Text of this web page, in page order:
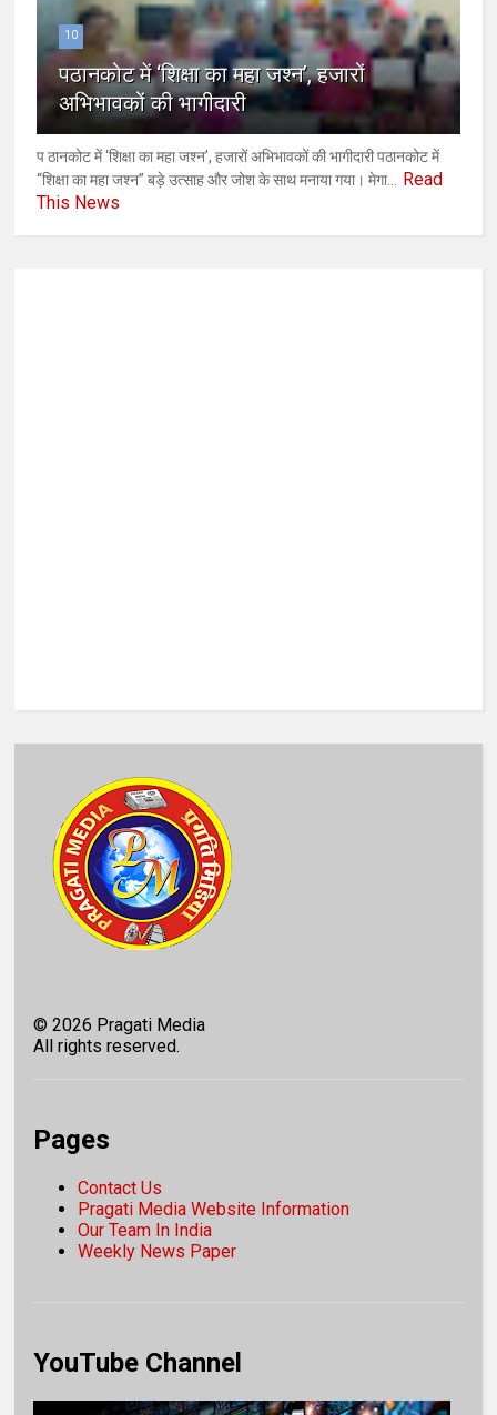
10
पठानकोट में ‘शिक्षा का महा जश्न’, हजारों
अभिभावकों की भागीदारी
प ठानकोट में ‘शिक्षा का महा जश्न’, हजारों अभिभावकों की भागीदारी पठानकोट में
“शिक्षा का महा जश्न” बड़े उत्साह और जोश के साथ मनाया गया। मेगा... Read
This News
©2026 Pragati Media
All rights reserved.
Pages
Contact Us
Pragati Media Website Information
Our Team In India
Weekly News Paper
YouTube Channel